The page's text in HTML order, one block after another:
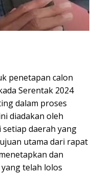
calon
Serentak 2024
dalam proses
diadakan oleh
setiap daerah yang
utama dari rapat
dan
telah lolos